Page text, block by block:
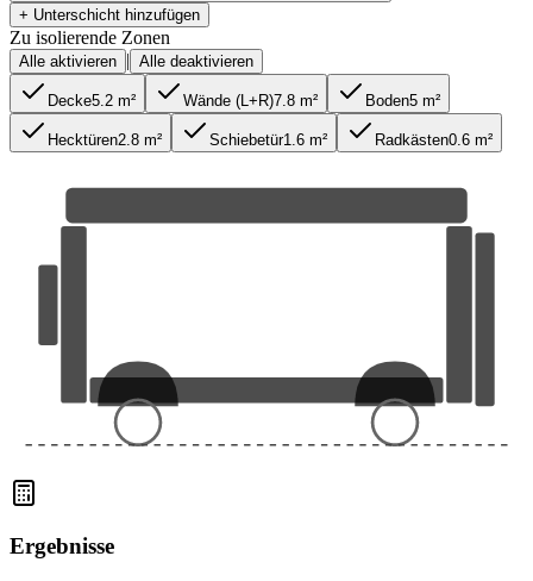
+ Unterschicht hinzufügen
Zu isolierende Zonen
Alle aktivieren | Alle deaktivieren
Decke5.2 m² Wände (L+R)7.8 m² Boden5 m²
Hecktüren2.8 m² Schiebetür1.6 m² Radkästen0.6 m²
Ergebnisse